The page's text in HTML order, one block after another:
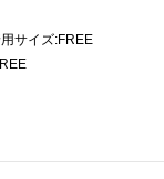
サイズ:FREE